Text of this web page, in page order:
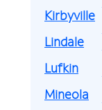
Kirbyville
Lindale
Lufkin
Mineola